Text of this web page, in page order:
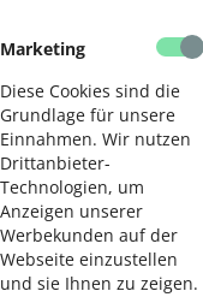
Marketing
Diese Cookies sind die
Grundlage für unsere
Einnahmen. Wir nutzen
Drittanbieter-
Technologien, um
Anzeigen unserer
Werbekunden auf der
Webseite einzustellen
und sie Ihnen zu zeigen.
ist es als Grün- und
Plätzen muss man
Im
Aktionen